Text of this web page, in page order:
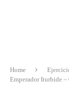
Home
Emperador Iturbide